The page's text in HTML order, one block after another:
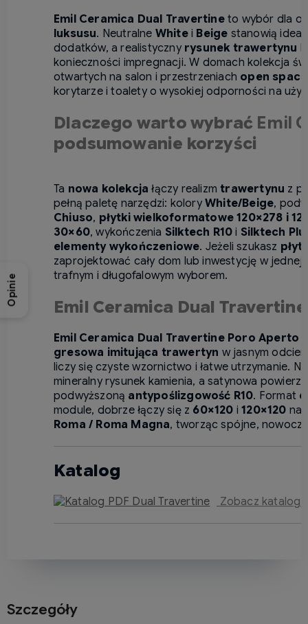
Emil Ceramica Dual Travertineto wybór dla
luksusu. Neutralne Whitei Beige stanowią
dodatków, a realistyczny rysunek trawertynu
konieczności impregnacji. W domach kolekcja
otwartych na salon i przestrzeniach open space
korytarze i toalety o wysokiej odporności na
Dlaczego warto wybrać Emil
podsumowanie korzyści
Ta nowa kolekcja łączy realizmtrawertynu z
pełną paletę narzędzi: kolory White/Beige,
Chiuso, płytki wielkoformatowe 120×278 i
30×60, wykończenia Silktech R10 i Silktech
elementy wykończeniowe. Jeżeli szukasz
zaprojektować cały dom lub inwestycję w
trafnym i długofalowym wyborem.
Emil Ceramica Dual
Emil Ceramica Dual Travertine Poro Aperto
gresowa imitująca trawertyn w jasnym
liczy się czyste wzornictwo i łatwe utrzymanie.
mineralny rysunek kamienia, a satynowa
podwyższoną antypoślizgowość R10. Format
module, dobrze łączy się z 60×120 i120×120 na
Roma / Roma Magna, tworząc spójne,
Katalog
Zobacz katalog
Szczegóły
Opinie